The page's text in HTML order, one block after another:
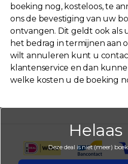
boeking nog, kosteloos, te
ons de bevestiging van uw
ontvangen. Dit geldt ook als
het bedrag in termijnen aan
wilt annuleren kunt u
klantenservice en dan
welke kosten u de boeking
Helaas
Deze deal is niet (meer)